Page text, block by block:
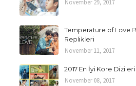
November 29, 2017
Temperature of Love
Replikleri
November 11, 2017
2017 En İyi Kore Dizileri
November 08, 2017